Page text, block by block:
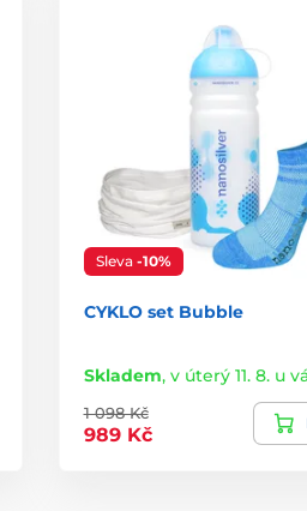
Sleva -10%
CYKLO set Bubble
Skladem, v úterý 11. 8. u
1 098 Kč
989 Kč